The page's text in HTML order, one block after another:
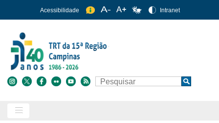
para
conteúdo
principal
Acessibilidade Intranet
Buscar Search